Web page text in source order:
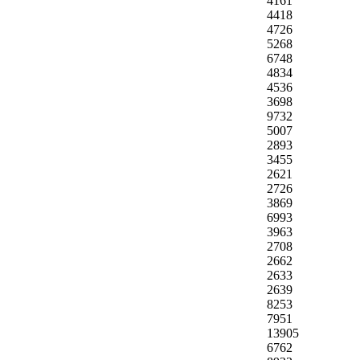
4418
4726
5268
6748
4834
4536
3698
9732
5007
2893
3455
2621
2726
3869
6993
3963
2708
2662
2633
2639
8253
7951
13905
6762